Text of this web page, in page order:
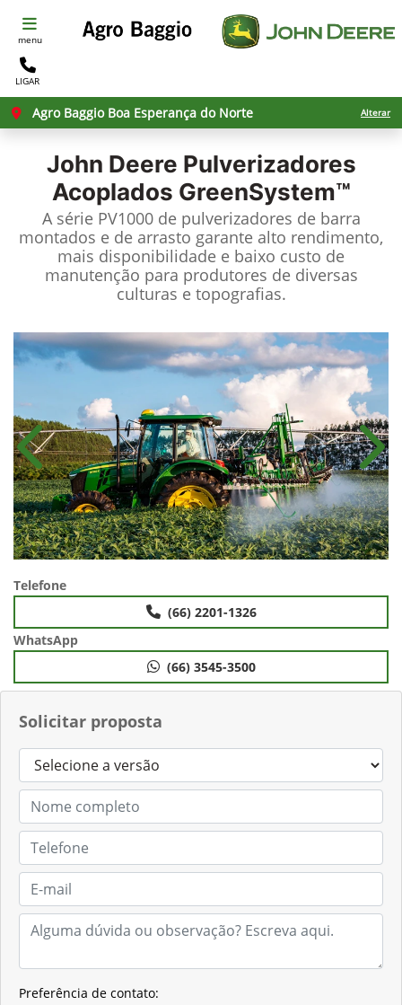
menu
LIGAR
Agro Baggio Boa Esperança do Norte Alterar
John Deere Pulverizadores
Acoplados GreenSystem™
A série PV1000 de pulverizadores de barra
montados e de arrasto garante alto rendimento,
mais disponibilidade e baixo custo de
manutenção para produtores de diversas
culturas e topografias.
Solicitar proposta
Preferência de contato:
Anterior
Telefone
(66) 2201-1326
WhatsApp
(66) 3545-3500